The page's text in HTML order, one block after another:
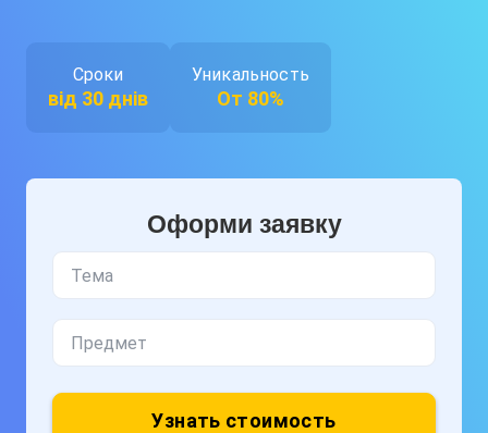
Сроки
від 30 днів
Уникальность
От 80%
Оформи заявку
Узнать стоимость